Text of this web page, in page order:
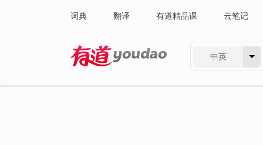
词典 翻译 有道精品课 云笔记
中英